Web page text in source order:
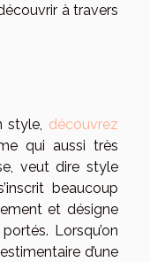
à travers
style, découvrez
qui aussi très
veut dire style
beaucoup
et désigne
Lorsqu’on
d’une